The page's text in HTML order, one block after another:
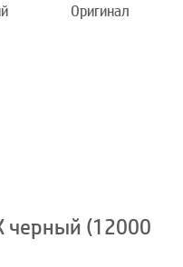
Оригинал
черный (12000